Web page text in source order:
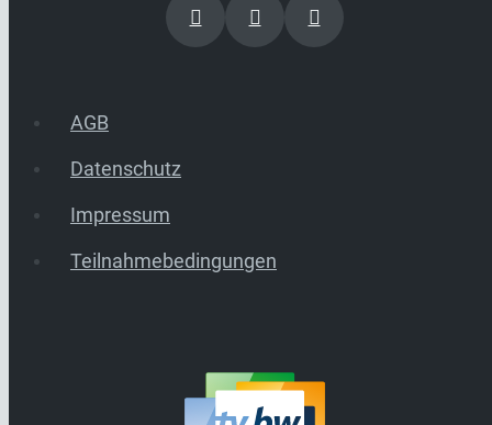
AGB
Datenschutz
Impressum
Teilnahmebedingungen